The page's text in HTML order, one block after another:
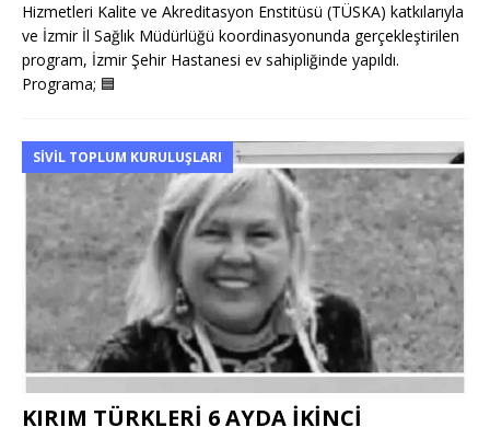
Hizmetleri Kalite ve Akreditasyon Enstitüsü (TÜSKA) katkılarıyla
ve İzmir İl Sağlık Müdürlüğü koordinasyonunda gerçekleştirilen
program, İzmir Şehir Hastanesi ev sahipliğinde yapıldı.
Programa; 🟦
SIVIL TOPLUM KURULUŞLARI
KIRIM TÜRKLERİ 6 AYDA İKİNCİ